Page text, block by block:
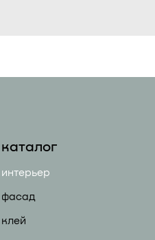
каталог
интерьер
фасад
клей